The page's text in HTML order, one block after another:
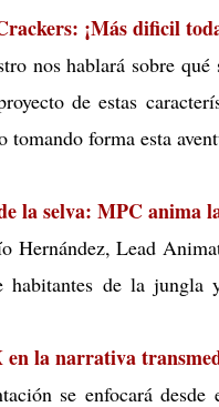
¡Más dificil
nos hablará sobre
de estas
tomando forma esta
la selva: MPC anima
Hernández, Lead
habitantes de la jungla
la narrativa
se enfocará